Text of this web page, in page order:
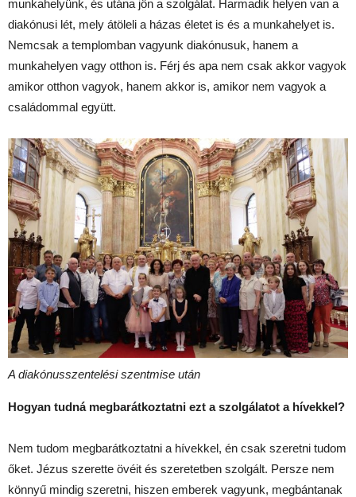
munkahelyünk, és utána jön a szolgálat. Harmadik helyen van a
diakónusi lét, mely átöleli a házas életet is és a munkahelyet is.
Nemcsak a templomban vagyunk diakónusuk, hanem a
munkahelyen vagy otthon is. Férj és apa nem csak akkor vagyok
amikor otthon vagyok, hanem akkor is, amikor nem vagyok a
családommal együtt.
A diakónusszentelési szentmise után
Hogyan tudná megbarátkoztatni ezt a szolgálatot a hívekkel?
Nem tudom megbarátkoztatni a hívekkel, én csak szeretni tudom
őket. Jézus szerette övéit és szeretetben szolgált. Persze nem
könnyű mindig szeretni, hiszen emberek vagyunk, megbántanak